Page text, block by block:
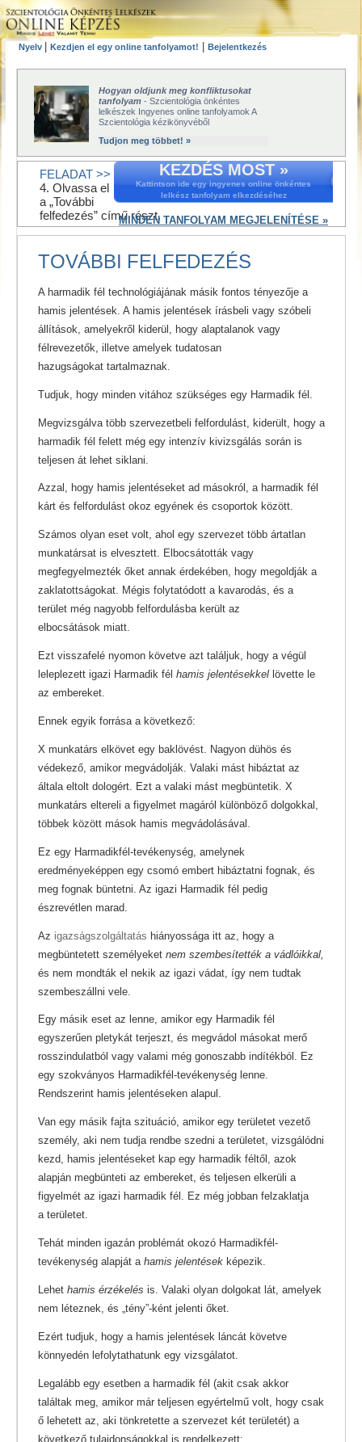
Nyelv Kezdjen el egy online tanfolyamot! Bejelentkezés
Hogyan oldjunk meg konfliktusokat
tanfolyam - Szcientológia önkéntes
lelkészek Ingyenes online tanfolyamok A
Szcientológia kézikönyvéből
Tudjon meg többet! »
KEZDÉS MOST »
Kattintson ide egy ingyenes online önkéntes
lelkész tanfolyam elkezdéséhez
MINDEN TANFOLYAM MEGJELENÍTÉSE »
FELADAT >>
4. Olvassa el
a „További
felfedezés” című részt.
TOVÁBBI FELFEDEZÉS
A harmadik fél technológiájának másik fontos tényezője a
hamis jelentések. A hamis jelentések írásbeli vagy szóbeli
állítások, amelyekről kiderül, hogy alaptalanok vagy
félrevezetők, illetve amelyek tudatosan
hazugságokat tartalmaznak.
Tudjuk, hogy minden vitához szükséges egy Harmadik fél.
Megvizsgálva több szervezetbeli felfordulást, kiderült, hogy a
harmadik fél felett még egy intenzív kivizsgálás során is
teljesen át lehet siklani.
Azzal, hogy hamis jelentéseket ad másokról, a harmadik fél
kárt és felfordulást okoz egyének és csoportok között.
Számos olyan eset volt, ahol egy szervezet több ártatlan
munkatársat is elvesztett. Elbocsátották vagy
megfegyelmezték őket annak érdekében, hogy megoldják a
zaklatottságokat. Mégis folytatódott a kavarodás, és a
terület még nagyobb felfordulásba került az
elbocsátások miatt.
Ezt visszafelé nyomon követve azt találjuk, hogy a végül
leleplezett igazi Harmadik fél hamis jelentésekkel lövette le
az embereket.
Ennek egyik forrása a következő:
X munkatárs elkövet egy baklövést. Nagyon dühös és
védekező, amikor megvádolják. Valaki mást hibáztat az
általa eltolt dologért. Ezt a valaki mást megbüntetik. X
munkatárs eltereli a figyelmet magáról különböző dolgokkal,
többek között mások hamis megvádolásával.
Ez egy Harmadikfél-tevékenység, amelynek
eredményeképpen egy csomó embert hibáztatni fognak, és
meg fognak büntetni. Az igazi Harmadik fél pedig
észrevétlen marad.
Az igazságszolgáltatás hiányossága itt az, hogy a
megbüntetett személyeket nem szembesítették a vádlóikkal,
és nem mondták el nekik az igazi vádat, így nem tudtak
szembeszállni vele.
Egy másik eset az lenne, amikor egy Harmadik fél
egyszerűen pletykát terjeszt, és megvádol másokat merő
rosszindulatból vagy valami még gonoszabb indítékból. Ez
egy szokványos Harmadikfél-tevékenység lenne.
Rendszerint hamis jelentéseken alapul.
Van egy másik fajta szituáció, amikor egy területet vezető
személy, aki nem tudja rendbe szedni a területet, vizsgálódni
kezd, hamis jelentéseket kap egy harmadik féltől, azok
alapján megbünteti az embereket, és teljesen elkerüli a
figyelmét az igazi harmadik fél. Ez még jobban felzaklatja
a területet.
Tehát minden igazán problémát okozó Harmadikfél-
tevékenység alapját a hamis jelentések képezik.
Lehet hamis érzékelés is. Valaki olyan dolgokat lát, amelyek
nem léteznek, és „tény”-ként jelenti őket.
Ezért tudjuk, hogy a hamis jelentések láncát követve
könnyedén lefolytathatunk egy vizsgálatot.
Legalább egy esetben a harmadik fél (akit csak akkor
találtak meg, amikor már teljesen egyértelmű volt, hogy csak
ő lehetett az, aki tönkretette a szervezet két területét) a
következő tulajdonságokkal is rendelkezett: